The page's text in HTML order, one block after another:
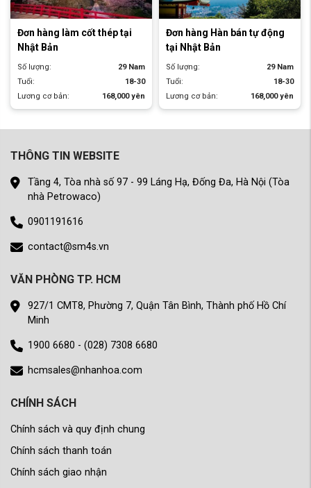
Đơn hàng làm cốt thép tại
Nhật Bản
Số lượng:
29 Nam
Tuổi:
18-30
Lương cơ bản:
168,000 yên
Đơn hàng Hàn bán tự động
tại Nhật Bản
Số lượng:
29 Nam
Tuổi:
18-30
Lương cơ bản:
168,000 yên
THÔNG TIN WEBSITE
Tầng 4, Tòa nhà số 97 - 99 Láng Hạ, Đống Đa, Hà Nội (Tòa
nhà Petrowaco)
0901191616
contact@sm4s.vn
VĂN PHÒNG TP. HCM
927/1 CMT8, Phường 7, Quận Tân Bình, Thành phố Hồ Chí
Minh
1900 6680 - (028) 7308 6680
hcmsales@nhanhoa.com
CHÍNH SÁCH
Chính sách và quy định chung
Chính sách thanh toán
Chính sách giao nhận